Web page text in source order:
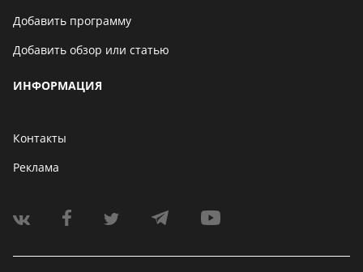
Добавить программу
Добавить обзор или статью
ИНФОРМАЦИЯ
Контакты
Реклама